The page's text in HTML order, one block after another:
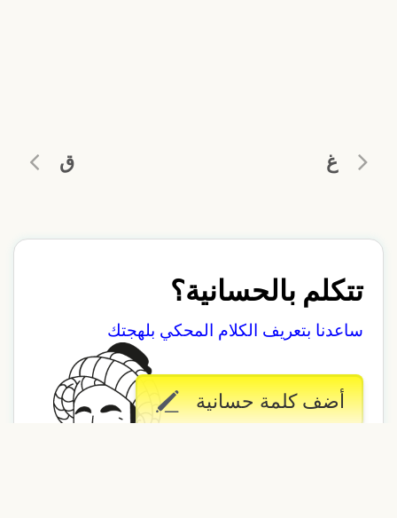
غ ق
تتكلم بالحسانية؟
ساعدنا بتعريف الكلام المحكي بلهجتك
أضف كلمة حسانية